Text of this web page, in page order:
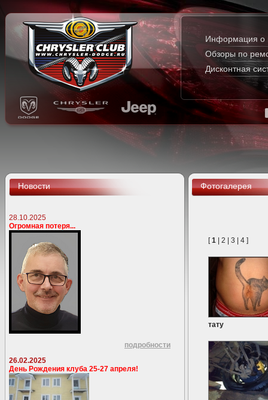
Информация о
Обзоры по
Дисконтная
Новости
28.10.2025
Огромная потеря...
подробности
26.02.2025
День Рождения клуба 25-27 апреля!
Фотогалерея
[1 2 3 4 ]
тату